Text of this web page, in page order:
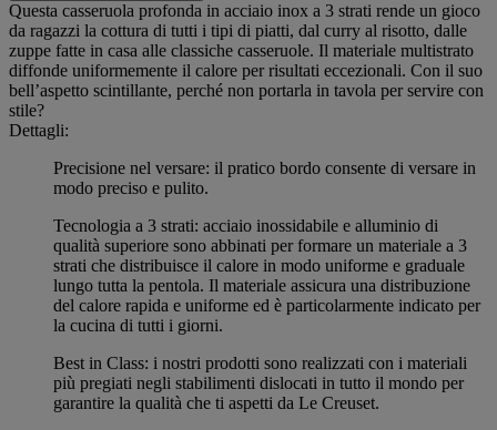
Questa casseruola profonda in acciaio inox a 3 strati rende un gioco
da ragazzi la cottura di tutti i tipi di piatti, dal curry al risotto, dalle
zuppe fatte in casa alle classiche casseruole. Il materiale multistrato
diffonde uniformemente il calore per risultati eccezionali. Con il suo
bell’aspetto scintillante, perché non portarla in tavola per servire con
stile?
Dettagli:
Precisione nel versare: il pratico bordo consente di versare in
modo preciso e pulito.
Tecnologia a 3 strati: acciaio inossidabile e alluminio di
qualità superiore sono abbinati per formare un materiale a 3
strati che distribuisce il calore in modo uniforme e graduale
lungo tutta la pentola. Il materiale assicura una distribuzione
del calore rapida e uniforme ed è particolarmente indicato per
la cucina di tutti i giorni.
Best in Class: i nostri prodotti sono realizzati con i materiali
più pregiati negli stabilimenti dislocati in tutto il mondo per
garantire la qualità che ti aspetti da Le Creuset.